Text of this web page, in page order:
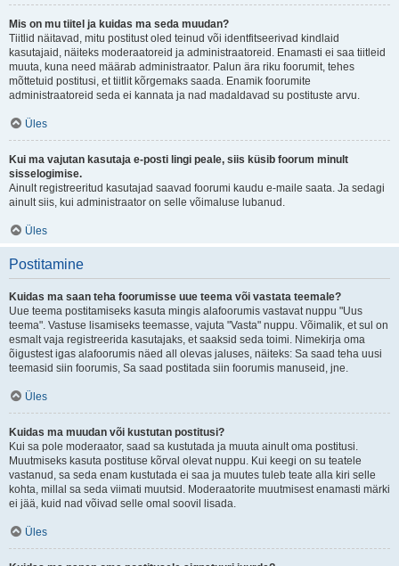
Mis on mu tiitel ja kuidas ma seda muudan?
Tiitlid näitavad, mitu postitust oled teinud või identfitseerivad kindlaid
kasutajaid, näiteks moderaatoreid ja administraatoreid. Enamasti ei saa tiitleid
muuta, kuna need määrab administraator. Palun ära riku foorumit, tehes
mõttetuid postitusi, et tiitlit kõrgemaks saada. Enamik foorumite
administraatoreid seda ei kannata ja nad madaldavad su postituste arvu.
Üles
Kui ma vajutan kasutaja e-posti lingi peale, siis küsib foorum minult
sisselogimise.
Ainult registreeritud kasutajad saavad foorumi kaudu e-maile saata. Ja sedagi
ainult siis, kui administraator on selle võimaluse lubanud.
Üles
Postitamine
Kuidas ma saan teha foorumisse uue teema või vastata teemale?
Uue teema postitamiseks kasuta mingis alafoorumis vastavat nuppu "Uus
teema". Vastuse lisamiseks teemasse, vajuta "Vasta" nuppu. Võimalik, et sul on
esmalt vaja registreerida kasutajaks, et saaksid seda toimi. Nimekirja oma
õigustest igas alafoorumis näed all olevas jaluses, näiteks: Sa saad teha uusi
teemasid siin foorumis, Sa saad postitada siin foorumis manuseid, jne.
Üles
Kuidas ma muudan või kustutan postitusi?
Kui sa pole moderaator, saad sa kustutada ja muuta ainult oma postitusi.
Muutmiseks kasuta postituse kõrval olevat nuppu. Kui keegi on su teatele
vastanud, sa seda enam kustutada ei saa ja muutes tuleb teate alla kiri selle
kohta, millal sa seda viimati muutsid. Moderaatorite muutmisest enamasti märki
ei jää, kuid nad võivad selle omal soovil lisada.
Üles